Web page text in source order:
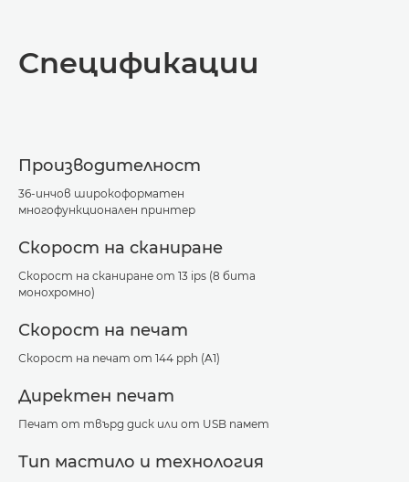
Спецификации
Изтегляне на PDF
Спецификации
Производителност
36-инчов широкоформатен
многофункционален принтер
Скорост на сканиране
Скорост на сканиране от 13 ips (8 бита
монохромно)
Скорост на печат
Скорост на печат от 144 pph (A1)
Директен печат
Печат от твърд диск или от USB памет
Тип мастило и технология